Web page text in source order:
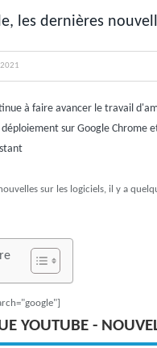
les dernières
2021
à faire avancer le travail
déploiement sur Google Chrome
sur les logiciels, il y a
YOUTUBE -